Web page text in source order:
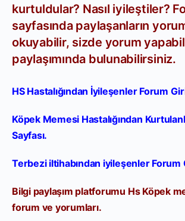
kurtuldular? Nasıl iyileştiler?
sayfasında paylaşanların
okuyabilir, sizde yorum
paylaşımında bulunabilirsiniz.
HS Hastalığından İyileşenler Forum
Köpek Memesi Hastalığından
Sayfası.
Terbezi iltihabından iyileşenler Forum
Bilgi paylaşım platforumu Hs Köpek
forum ve yorumları.